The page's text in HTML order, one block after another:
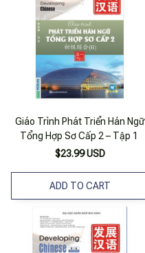
Giáo Trình Phát Triển Hán Ngữ
Tổng Hợp Sơ Cấp 2 – Tập 1
$23.99 USD
ADD TO CART